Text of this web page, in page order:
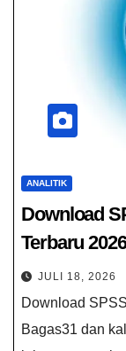
ANALITIK
Download
Terbaru 2026
JULI 18, 2026
Download
Bagas31 dan